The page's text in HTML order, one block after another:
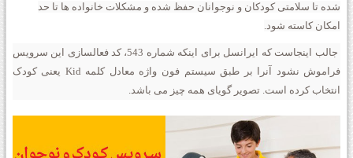
شده تا سلامتی کودکان و نوجوانان حفظ شده و مشکلات خانواده ها تا حد
امکان کاسته شود.
جالب اینجاست که ایرانسل برای اینکه شماره 543، کد فعالسازی این سرویس
فراموش نشود آنرا بر طبق سیستم فون واژه معادل کلمه Kid یعنی کودک
انتخاب کرده است. تصویر گویای همه چیز می باشد.